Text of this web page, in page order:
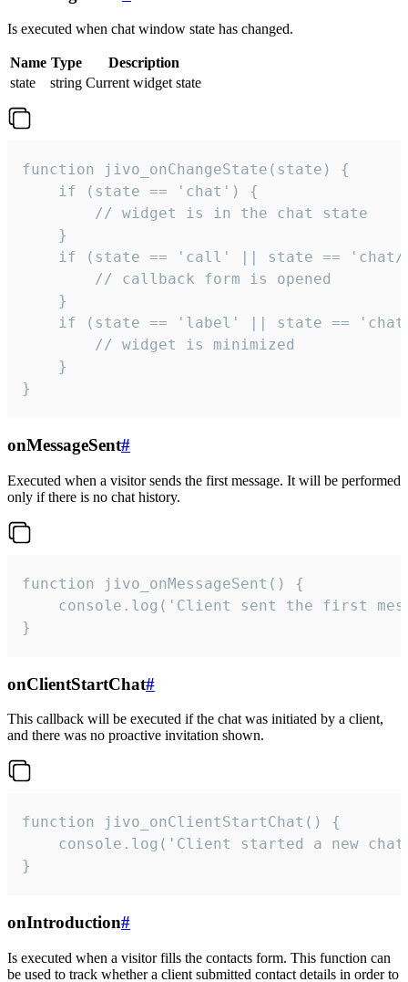
Is executed when chat window state has changed.
Name Type
Description
state
string Current widget state
function jivo_onChangeState(state) {
    if (state == 'chat') {
        // widget is in the chat state
    }
if (state == 'call' || state ==
        // callback form is opened
    }
if (state == 'label' || state ==
        // widget is minimized
    }
}
onMessageSent#
Executed when a visitor sends the first message. It will be performed
only if there is no chat history.
function jivo_onMessageSent() {
console.log('Client sent the first
}
onClientStartChat#
This callback will be executed if the chat was initiated by a client,
and there was no proactive invitation shown.
function jivo_onClientStartChat() {
console.log('Client started a new
}
onIntroduction#
Is executed when a visitor fills the contacts form. This function can
be used to track whether a client submitted contact details in order to